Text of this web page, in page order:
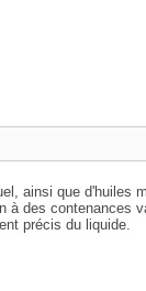
ainsi que d'huiles
à des contenances
précis du liquide.